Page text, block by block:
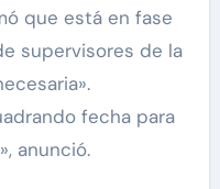
que está en fase
supervisores de la
fecha para
anunció.